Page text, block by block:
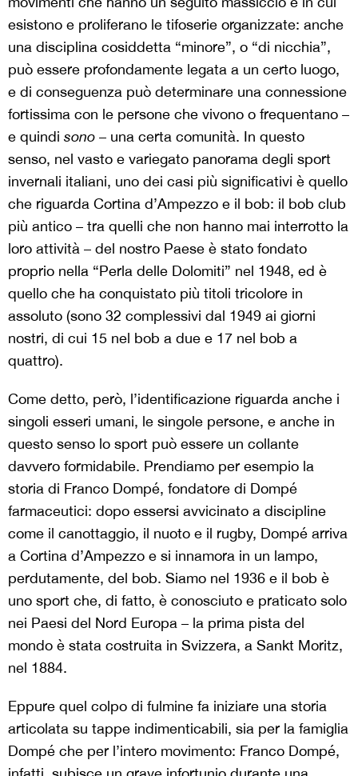
esistono e proliferano le tifoserie organizzate: anche
una disciplina cosiddetta “minore”, o “di nicchia”,
può essere profondamente legata a un certo luogo,
e di conseguenza può determinare una connessione
fortissima con le persone che vivono o frequentano –
e quindi sono – una certa comunità. In questo
senso, nel vasto e variegato panorama degli sport
invernali italiani, uno dei casi più significativi è quello
che riguarda Cortina d’Ampezzo e il bob: il bob club
più antico – tra quelli che non hanno mai interrotto la
loro attività – del nostro Paese è stato fondato
proprio nella “Perla delle Dolomiti” nel 1948, ed è
quello che ha conquistato più titoli tricolore in
assoluto (sono 32 complessivi dal 1949 ai giorni
nostri, di cui 15 nel bob a due e 17 nel bob a
quattro).
Come detto, però, l’identificazione riguarda anche i
singoli esseri umani, le singole persone, e anche in
questo senso lo sport può essere un collante
davvero formidabile. Prendiamo per esempio la
storia di Franco Dompé, fondatore di Dompé
farmaceutici: dopo essersi avvicinato a discipline
come il canottaggio, il nuoto e il rugby, Dompé arriva
a Cortina d’Ampezzo e si innamora in un lampo,
perdutamente, del bob. Siamo nel 1936 e il bob è
uno sport che, di fatto, è conosciuto e praticato solo
nei Paesi del Nord Europa – la prima pista del
mondo è stata costruita in Svizzera, a Sankt Moritz,
nel 1884.
Eppure quel colpo di fulmine fa iniziare una storia
articolata su tappe indimenticabili, sia per la famiglia
Dompé che per l’intero movimento: Franco Dompé,